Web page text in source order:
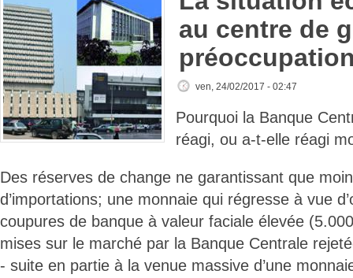
au centre de
ven, 24/02/2017 - 02:47
Pourquoi la Banque
réagi, ou a-t-elle réagi
Des réserves de change ne garantissant que
d’importations; une monnaie qui régresse à vue
coupures de banque à valeur faciale élevée
mises sur le marché par la Banque Centrale
- suite en partie à la venue massive d’une